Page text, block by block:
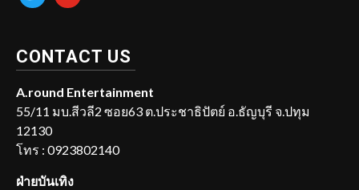
CONTACT US
A.round Entertainment
55/11 มบ.สีวลี2 ซอย63 ต.ประชาธิปัตย์ อ.ธัญบุรี จ.ปทุม
12130
โทร : 0923802140
ฝ่ายบันเทิง